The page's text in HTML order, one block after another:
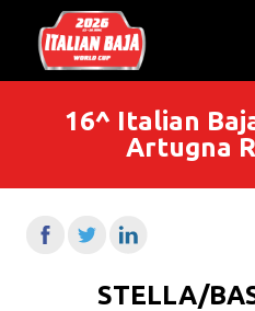
16^ Italian
Artugna
STELLA/